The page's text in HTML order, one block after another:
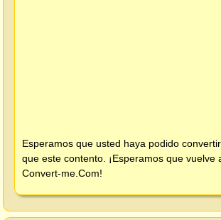
Esperamos que usted haya podido
que este contento. ¡Esperamos que vuelve
Convert-me.Com!